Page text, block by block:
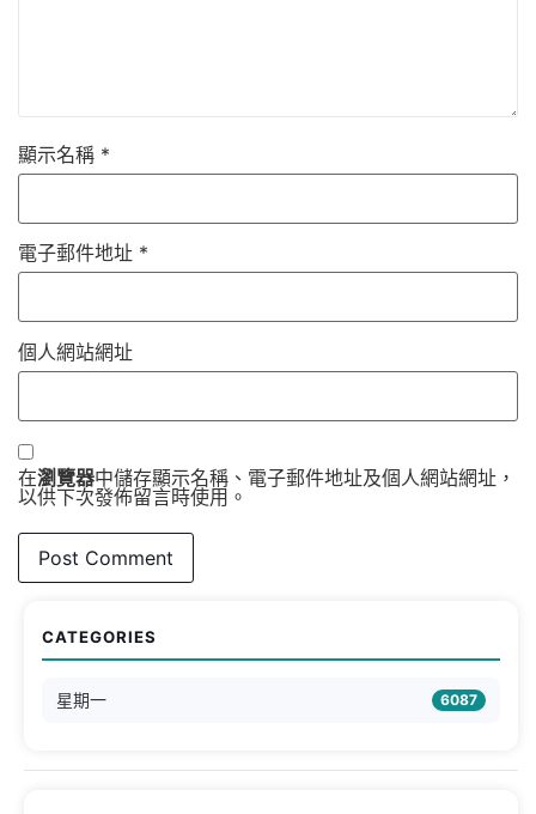
顯示名稱 *
電子郵件地址 *
個人網站網址
在瀏覽器中儲存顯示名稱、電子郵件地址及個人網站網址，
以供下次發佈留言時使用。
CATEGORIES
星期一 6087